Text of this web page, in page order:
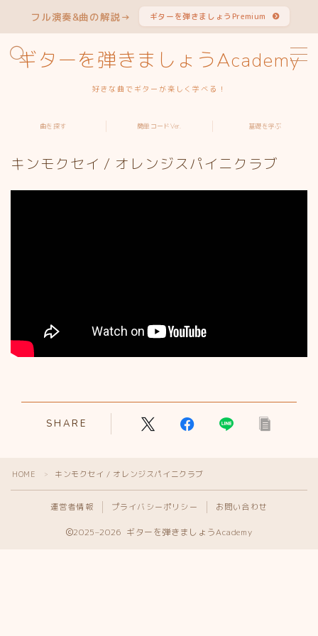
フル演奏&曲の解説→ ギターを弾きましょうPremium
ギターを弾きましょうAcademy
好きな曲でギターが楽しく学べる！
MENU
曲を探す 簡単コードVer. 基礎を学ぶ
キンモクセイ / オレンジスパイニクラブ
SHARE
HOME ＞ キンモクセイ / オレンジスパイニクラブ
運営者情報 プライバシーポリシー お問い合わせ
2025–2026 ギターを弾きましょうAcademy